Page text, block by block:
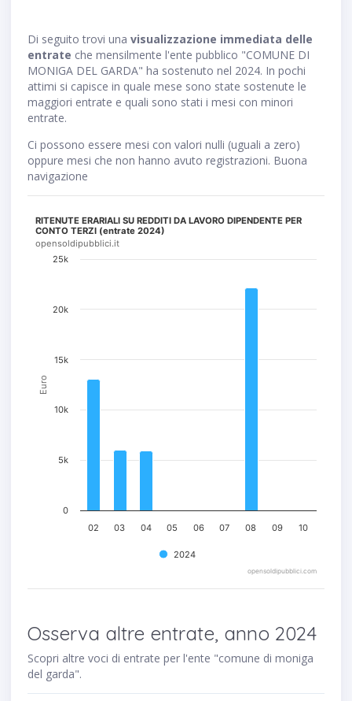
Di seguito trovi una visualizzazione immediata delle
entrate che mensilmente l'ente pubblico "COMUNE DI
MONIGA DEL GARDA" ha sostenuto nel 2024. In pochi
attimi si capisce in quale mese sono state sostenute le
maggiori entrate e quali sono stati i mesi con minori
entrate.
Ci possono essere mesi con valori nulli (uguali a zero)
oppure mesi che non hanno avuto registrazioni. Buona
navigazione
Euro
RITENUTE ERARIALI SU REDDITI DA LAVORO DIPENDENTE PER
CONTO TERZI (entrate 2024)
opensoldipubblici.it
2024
02 07
03 04 05 06 08 09 10
0
5k
10k
15k
20k
25k
opensoldipubblici.com
Osserva altre entrate, anno 2024
Scopri altre voci di entrate per l'ente "comune di moniga
del garda".